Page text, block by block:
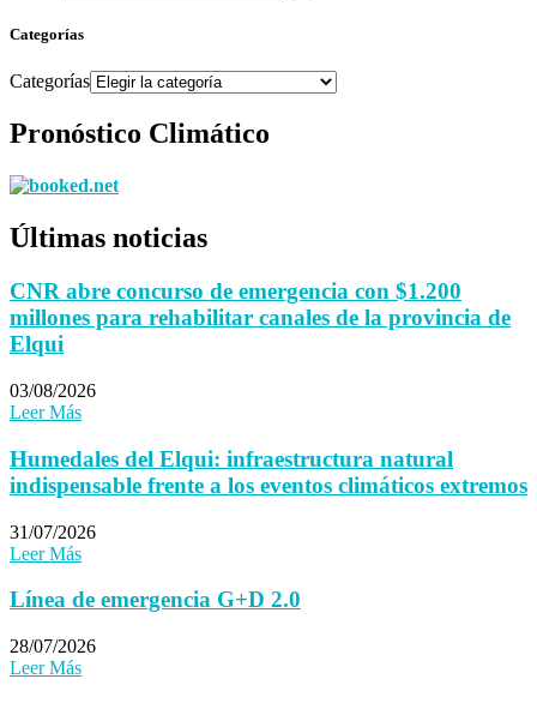
Categorías
Categorías
Pronóstico Climático
Últimas noticias
CNR abre concurso de emergencia con $1.200
millones para rehabilitar canales de la provincia de
Elqui
03/08/2026
Leer Más
Humedales del Elqui: infraestructura natural
indispensable frente a los eventos climáticos extremos
31/07/2026
Leer Más
Línea de emergencia G+D 2.0
28/07/2026
Leer Más